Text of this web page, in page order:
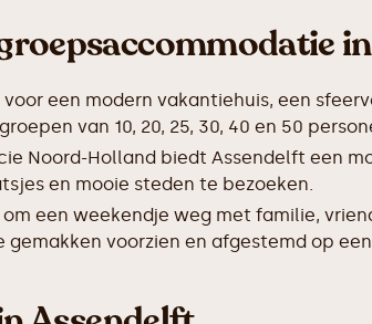
voor een modern vakantiehuis, een
van 10, 20, 25, 30, 40 en 50
Noord-Holland biedt Assendelft een
en mooie steden te bezoeken.
een weekendje weg met familie,
gemakken voorzien en afgestemd op